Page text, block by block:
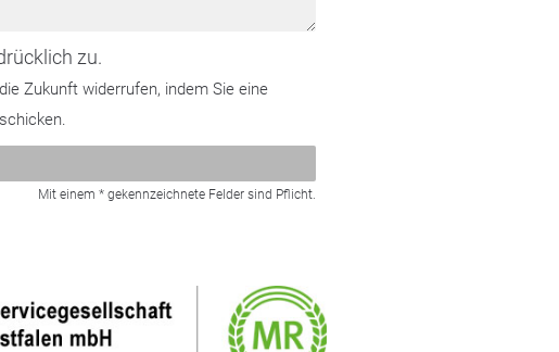
zu.
Zukunft widerrufen, indem Sie eine
schicken.
Mit einem * gekennzeichnete Felder sind Pflicht.